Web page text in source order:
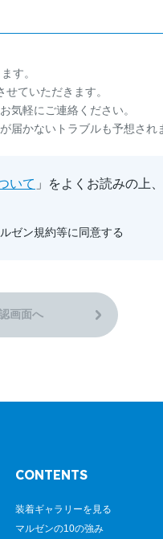
す。
ていただきます。
気軽にご連絡ください。
かないトラブルも予想され
いて 」をよくお読みの上
ゼン規約等に同意する
画面へ
CONTENTS
装着ギャラリーを見る
マルゼンの10の強み